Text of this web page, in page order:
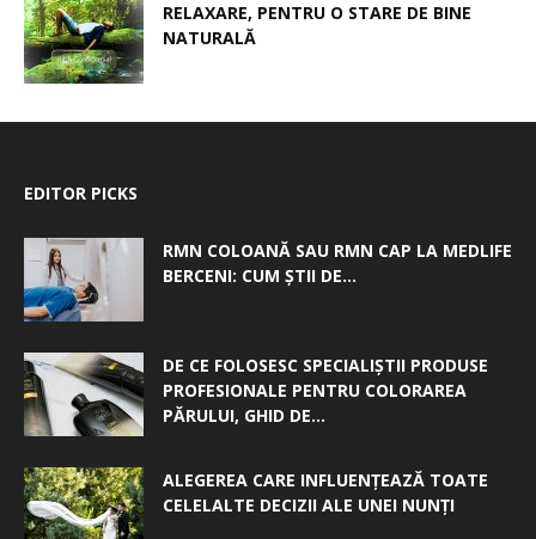
RELAXARE, PENTRU O STARE DE BINE
NATURALĂ
EDITOR PICKS
RMN COLOANĂ SAU RMN CAP LA MEDLIFE
BERCENI: CUM ȘTII DE...
DE CE FOLOSESC SPECIALIȘTII PRODUSE
PROFESIONALE PENTRU COLORAREA
PĂRULUI, GHID DE...
ALEGEREA CARE INFLUENȚEAZĂ TOATE
CELELALTE DECIZII ALE UNEI NUNȚI